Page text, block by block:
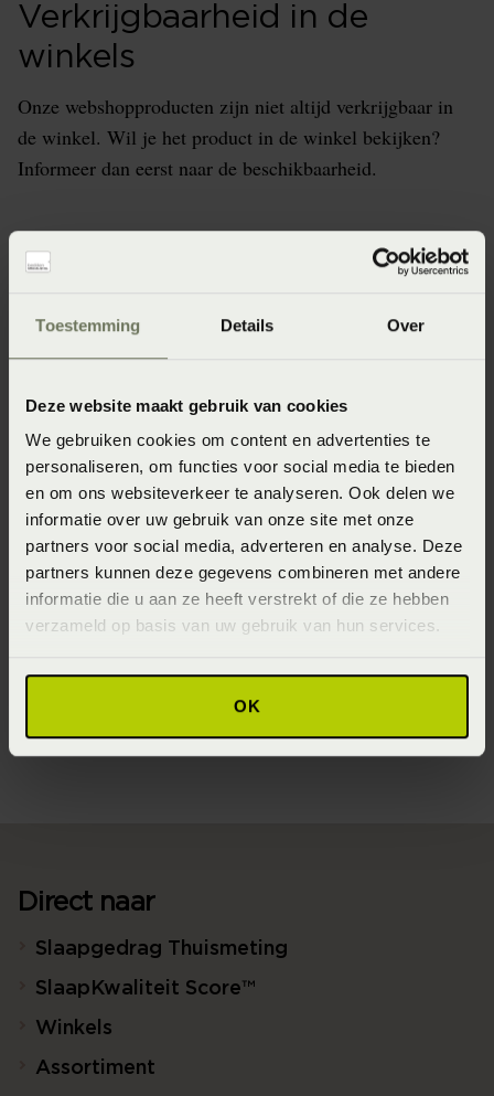
Toestemming Details Over
Deze website maakt gebruik van cookies
We gebruiken cookies om content en advertenties te
personaliseren, om functies voor social media te bieden
en om ons websiteverkeer te analyseren. Ook delen we
informatie over uw gebruik van onze site met onze
partners voor social media, adverteren en analyse. Deze
partners kunnen deze gegevens combineren met andere
informatie die u aan ze heeft verstrekt of die ze hebben
verzameld op basis van uw gebruik van hun services.
OK
Verkrijgbaarheid in de
winkels
Onze webshopproducten zijn niet altijd verkrijgbaar in
de winkel. Wil je het product in de winkel bekijken?
Informeer dan eerst naar de beschikbaarheid.
Artikelnummer
8715944821889
Seizoen
SS2023
Wasinstructie
Maximaal 40 graden (Wassen op maximaal 40 graden)
Afmeting
60x70 (60 x 70 cm)
Materiaal
100% katoen renforcé (GOTS) (GOTS Katoen)
Direct naar
Slaapgedrag Thuismeting
SlaapKwaliteit Score™
Winkels
Assortiment